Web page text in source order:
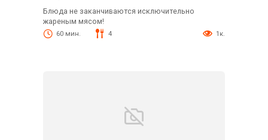
Блюда не заканчиваются исключительно
жареным мясом!
60 мин. 4 1к.